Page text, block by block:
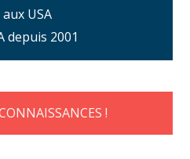
USA
depuis 2001
!